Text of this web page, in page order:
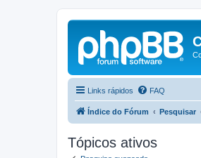
Links rápidos FAQ
Índice do Fórum Pesquisar
Tópicos ativos